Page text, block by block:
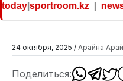
|sportroom.kz|
24 октября, 2025 / Арайна
Поделиться: